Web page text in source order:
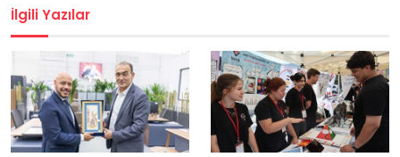
İlgili Yazılar